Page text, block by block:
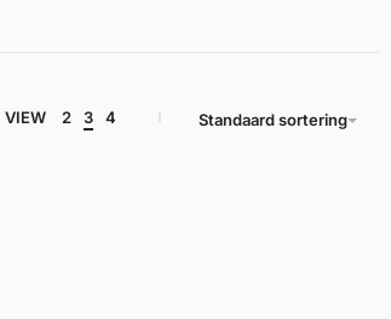
VIEW 2 3 4 Standaard sortering